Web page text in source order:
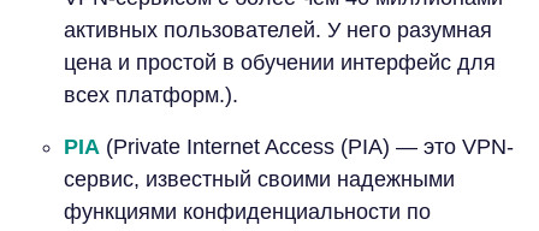
активных пользователей. У него разумная
цена и простой в обучении интерфейс для
всех платформ.).
PIA (Private Internet Access (PIA) — это VPN-
сервис, известный своими надежными
функциями конфиденциальности по